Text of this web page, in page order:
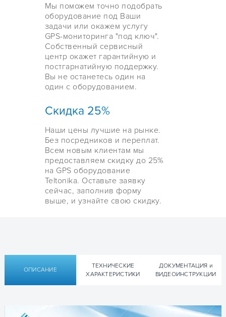
Мы поможем точно подобрать
оборудование под Ваши
задачи или окажем услугу
GPS-мониторинга "под ключ".
Собственный сервисный
центр окажет гарантийную и
постгарнатийную поддержку.
Вы не останетесь один на
один с оборудованием.
Скидка 25%
Наши цены лучшие на рынке.
Без посредников и переплат.
Всем новым клиентам мы
предоставляем скидку до 25%
на GPS оборудование
Teltonika. Оставьте заявку
сейчас, заполнив форму
выше, и узнайте свою скидку.
ОПИСАНИЕ
ТЕХНИЧЕСКИЕ
ХАРАКТЕРИСТИКИ
ДОКУМЕНТАЦИЯ и
ВИДЕОИНСТРУКЦИИ